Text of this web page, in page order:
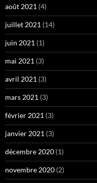
août 2021 (4)
juillet 2021 (14)
juin 2021 (1)
mai 2021 (3)
avril 2021 (3)
mars 2021 (3)
février 2021 (3)
janvier 2021 (3)
décembre 2020 (1)
novembre 2020 (2)